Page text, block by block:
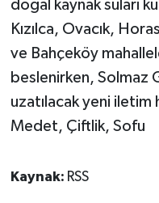
doğal kaynak suları
Kızılca, Ovacık,
ve Bahçeköy
beslenirken, Solmaz
uzatılacak yeni iletim
Medet, Çiftlik, Sofu
Kaynak: RSS